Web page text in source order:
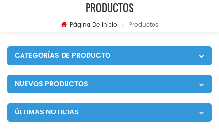
PRODUCTOS
Página De Inicio Productos
CATEGORÍAS DE PRODUCTO
NUEVOS PRODUCTOS
ÚLTIMAS NOTICIAS